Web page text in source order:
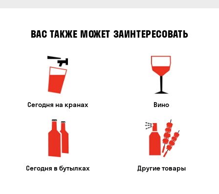
ВАС ТАКЖЕ МОЖЕТ ЗАИНТЕРЕСОВАТЬ
Сегодня на кранах Вино
Сегодня в бутылках Другие товары